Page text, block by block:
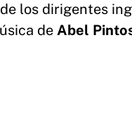
los dirigentes
de Abel